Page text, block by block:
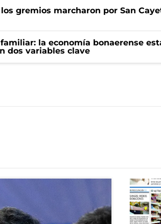
gremios marcharon por San
la economía bonaerense
dos variables clave